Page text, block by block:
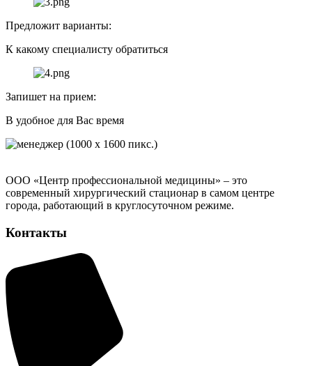
Предложит варианты:
К какому специалисту обратиться
Запишет на прием:
В удобное для Вас время
ООО «Центр профессиональной медицины» – это
современный хирургический стационар в самом центре
города, работающий в круглосуточном режиме.
Контакты